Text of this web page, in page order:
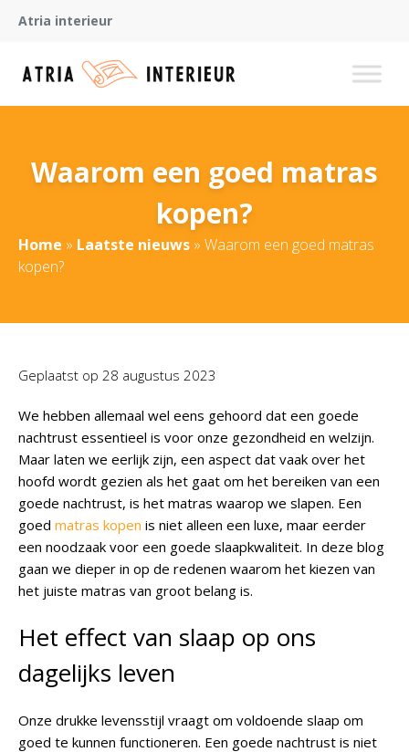
Atria interieur
Waarom een goed matras
kopen?
Home » Laatste nieuws » Waarom een goed matras
kopen?
Geplaatst op 28 augustus 2023
We hebben allemaal wel eens gehoord dat een goede
nachtrust essentieel is voor onze gezondheid en welzijn.
Maar laten we eerlijk zijn, een aspect dat vaak over het
hoofd wordt gezien als het gaat om het bereiken van een
goede nachtrust, is het matras waarop we slapen. Een
goed matras kopen is niet alleen een luxe, maar eerder
een noodzaak voor een goede slaapkwaliteit. In deze blog
gaan we dieper in op de redenen waarom het kiezen van
het juiste matras van groot belang is.
Het effect van slaap op ons
dagelijks leven
Onze drukke levensstijl vraagt om voldoende slaap om
goed te kunnen functioneren. Een goede nachtrust is niet